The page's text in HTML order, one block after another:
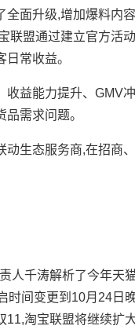
全面升级,增加爆料内
联盟通过建立官方活
常收益。
益能力提升、GMV
需求问题。
生态服务商,在招商
千涛解析了今年天
时间变更到10月24日
11,淘宝联盟将继续扩